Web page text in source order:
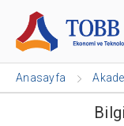
Anasayfa